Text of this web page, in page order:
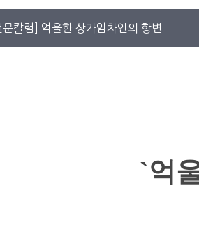
문칼럼] 억울한 상가임차인의 항변
`억